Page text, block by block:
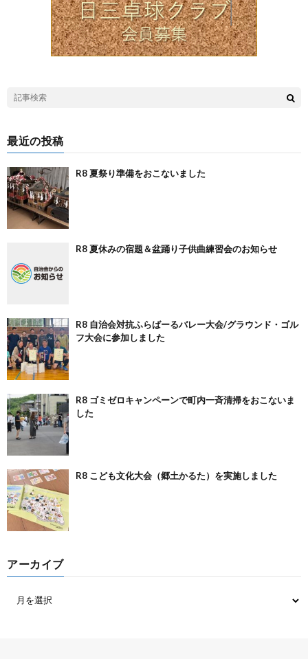
最近の投稿
R8 夏祭り準備をおこないました
R8 夏休みの宿題＆盆踊り子供曲練習会のお知らせ
R8 自治会対抗ふらばーるバレー大会/グラウンド・ゴル
フ大会に参加しました
R8 ゴミゼロキャンペーンで町内一斉清掃をおこないま
した
R8 こども文化大会（郷土かるた）を実施しました
アーカイブ